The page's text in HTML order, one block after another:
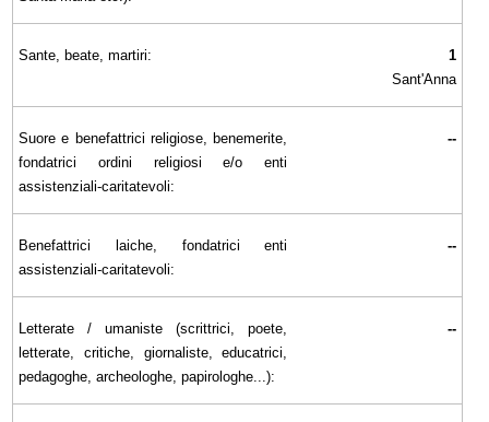
Sante, beate, martiri:
1
Sant'Anna
Suore e benefattrici religiose, benemerite,
fondatrici ordini religiosi e/o enti
assistenziali-caritatevoli:
--
Benefattrici laiche, fondatrici enti
assistenziali-caritatevoli:
--
Letterate / umaniste (scrittrici, poete,
letterate, critiche, giornaliste, educatrici,
pedagoghe, archeologhe, papirologhe...):
--